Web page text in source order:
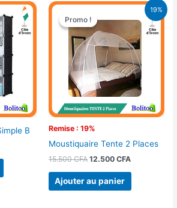
B
19%
Promo !
Remise : 19%
Promo !
Moustiquaire Tente 2 Places
15.500CFA
Le
prix
initial
était :
15.500 CFA.
12.500 CFA
Le
actuel
est :
12.500 CFA.
Ajouter au panier